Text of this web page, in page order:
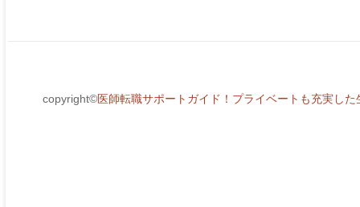
copyright© 医師転職サポートガイド！プライベートも充実し